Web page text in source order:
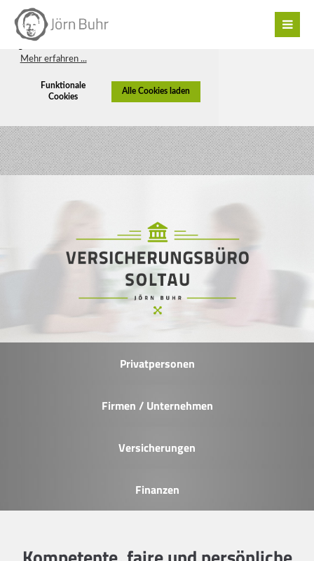
Diese Webseite verwendet Cookies, um
Ihnen den bestmöglichen Service zu
Mehr erfahren ...
Funktionale
Cookies
Alle Cookies laden
Privatpersonen
Firmen / Unternehmen
Versicherungen
Finanzen